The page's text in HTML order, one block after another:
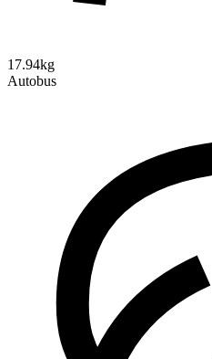
17.94kg
Autobus